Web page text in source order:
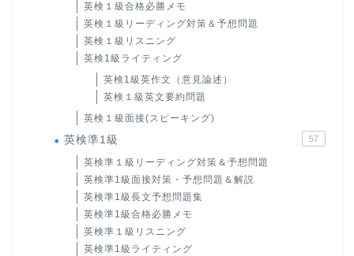
英検１級合格必勝メモ
英検１級リーディング対策＆予想問題
英検１級リスニング
英検1級ライティング
英検1級英作文（意見論述）
英検１級英文要約問題
英検１級面接(スピーキング)
英検準1級 57
英検準１級リーディング対策＆予想問題
英検準1級面接対策・予想問題＆解説
英検準1級長文予想問題集
英検準1級合格必勝メモ
英検準１級リスニング
英検準1級ライティング